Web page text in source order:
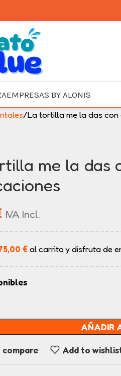
EMPRESAS BY ALONIS
La tortilla me la das
me la das
IVA Incl.
€al carrito y disfruta de
AÑADIR
Add to